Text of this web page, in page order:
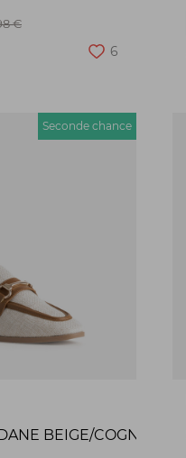
€
6
Seconde chance
BEIGE/COGNAC